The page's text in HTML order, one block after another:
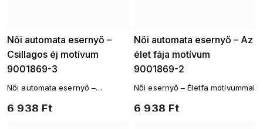
Női automata esernyő –
Csillagos éj motívum
9001869-3
6 938 Ft
Női automata esernyő –
Női automata esernyő – Az
élet fája motívum
9001869-2
6 938 Ft
Női esernyő – Életfa motívummal